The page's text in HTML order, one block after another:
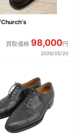
Church's
買取価格 98,000円
2026/05/20